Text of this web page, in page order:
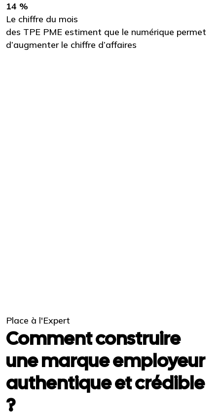
14 %
Le chiffre du mois
des TPE PME estiment que le numérique permet
d’augmenter le chiffre d’affaires
Place à l'Expert
Comment construire
une marque employeur
authentique et crédible
?